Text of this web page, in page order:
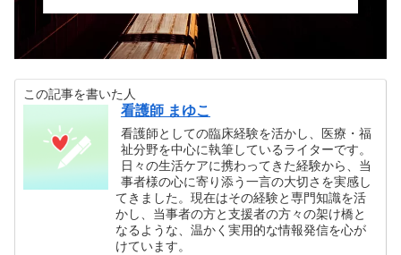
この記事を書いた人
看護師 まゆこ
看護師としての臨床経験を活かし、医療・福
祉分野を中心に執筆しているライターです。
日々の生活ケアに携わってきた経験から、当
事者様の心に寄り添う一言の大切さを実感し
てきました。現在はその経験と専門知識を活
かし、当事者の方と支援者の方々の架け橋と
なるような、温かく実用的な情報発信を心が
けています。